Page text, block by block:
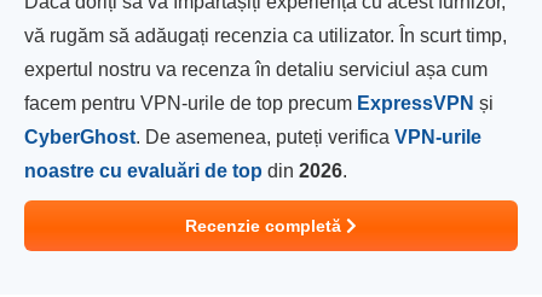
vă rugăm să adăugați recenzia ca utilizator. În scurt timp,
expertul nostru va recenza în detaliu serviciul așa cum
facem pentru VPN-urile de top precum ExpressVPN și
CyberGhost. De asemenea, puteți verifica VPN-urile
noastre cu evaluări de top din 2026.
Recenzie completă